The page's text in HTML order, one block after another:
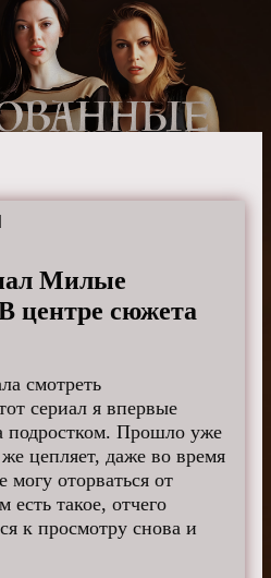
Милые
центре сюжета
смотреть
сериал я впервые
подростком. Прошло уже
цепляет, даже во время
могу оторваться от
есть такое, отчего
к просмотру снова и